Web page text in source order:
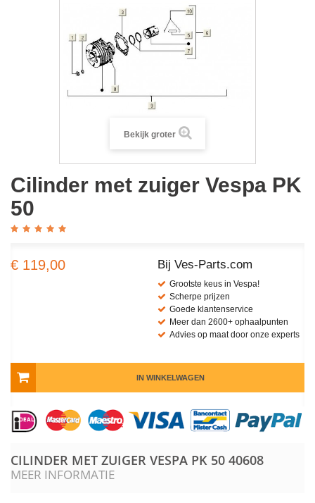
Bekijk groter
Cilinder met zuiger Vespa PK
50
€ 119,00 Bij Ves-Parts.com
Grootste keus in Vespa!
Scherpe prijzen
Goede klantenservice
Meer dan 2600+ ophaalpunten
Advies op maat door onze experts
IN WINKELWAGEN
CILINDER MET ZUIGER VESPA PK 50 40608
MEER INFORMATIE